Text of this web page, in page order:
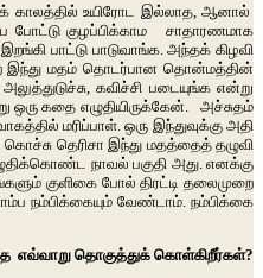
காலத்தில் உயிரோட இல்லாத, ஆனால்
குழப்பிக்காம சாதாரணமாக
பாட்டு பாடுவாங்க. அந்தக் கிழவி
இந்து மதம் தொடர்பான தொன்மத்தின்
கவிச்சி படையுங்க என்று
கதை எழுதியிருக்கேன். அச்சுதம்
மரிப்பாள். ஒரு இந்துவுக்கு அதி
கொச்சு தெரிசா இந்து மதத்தைத் தழுவி
நாவல் பகுதி அது. எனக்கு
குளிகை போல் திரட்டி தலைமுறை
நம்பிக்கையும் வேண்டாம். நம்பிக்கை
எவ்வாறு தொகுத்துக் கொள்கிறீர்கள்?